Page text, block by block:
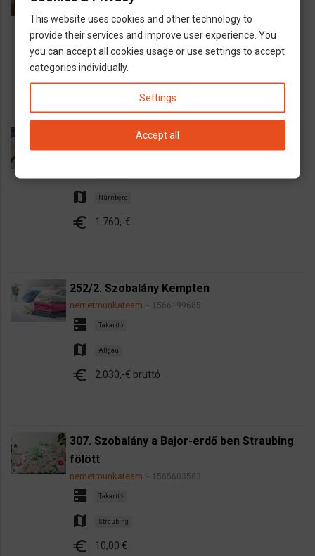
dns Takarító
map
euro 1.650,-€ bruttó
183. Szobalány Nürnberg
nemetmunkateam 1567153166
map Nürnberg
euro 1.760,-€
252/2. Szobalány Kempten
nemetmunkateam 1566199685
dns Takarító
map Allgäu
euro 2.030,-€ bruttó
307. Szobalány a Bajor-erdő ben Straubing
fölött
nemetmunkateam 1565603583
dns Takarító
map Straubing
euro 10,00 €
This website uses cookies and other technology to
provide their services and improve user experience. You
you can accept all cookies usage or use settings to accept
categories individually.
Settings
Accept all